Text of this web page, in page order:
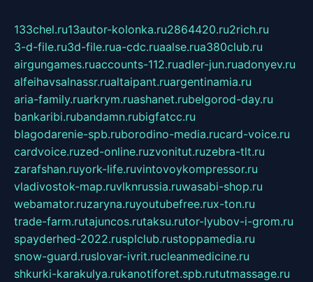
133chel.ru13autor-kolonka.ru2864420.ru2rich.ru
3-d-file.ru3d-file.rua-cdc.ruaalse.rua380club.ru
airgungames.ruaccounts-112.ruadler-jun.ruadonyev.ru
alfeihavsalnassr.rualtaipant.ruargentinamia.ru
aria-family.ruarkrym.ruashanet.rubelgorod-day.ru
bankaribi.rubandamn.rubigfatcc.ru
blagodarenie-spb.ruborodino-media.rucard-voice.ru
cardvoice.ruzed-online.ruzvonitut.ruzebra-tlt.ru
zarafshan.ruyork-life.ruvintovoykompressor.ru
vladivostok-map.ruvlknrussia.ruwasabi-shop.ru
webamator.ruzaryna.ruyoutubefree.rux-ton.ru
trade-farm.rutajuncos.rutaksu.rutor-lyubov-i-grom.ru
spayderhed-2022.rusplclub.rustoppamedia.ru
snow-guard.ruslovar-ivrit.rucleanmedicine.ru
shkurki-karakulya.rukanotiforet.spb.rututmassage.ru